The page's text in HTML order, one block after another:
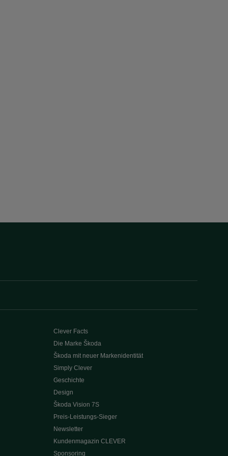
Clever Facts
Die Marke Škoda
Škoda mit neuer Markenidentität
Simply Clever
Geschichte
Design
Škoda Vision 7S
Preis-Leistungs-Sieger
Newsletter
Kundenmagazin CLEVER
Sponsoring